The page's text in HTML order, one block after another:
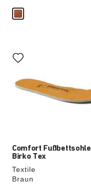
Comfort Fußbettsohle
Birko Tex
Textile
Braun
Anklicken
der
werden
Produktbilder